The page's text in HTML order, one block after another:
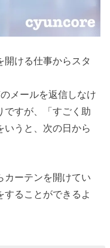
開ける仕事からスタ
メールを返信しなけ
ですが、「すごく助
いうと、次の日から
カーテンを開けてい
することができるよ